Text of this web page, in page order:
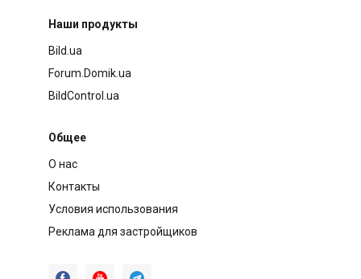
Наши продукты
Bild.ua
Forum.Domik.ua
BildControl.ua
Общее
О нас
Контакты
Условия использования
Реклама для застройщиков